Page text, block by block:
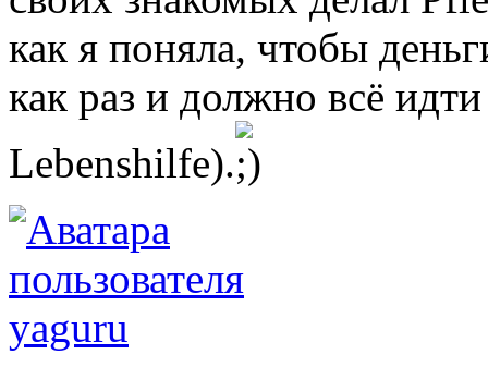
как я поняла, чтобы
как раз и должно всё
Lebenshilfe).
yaguru